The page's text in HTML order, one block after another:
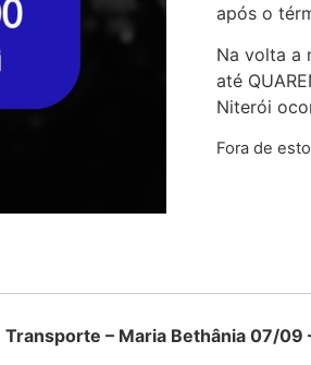
após o
Na volta a
até
Niterói
Fora de
Transporte – Maria Bethânia 07/09